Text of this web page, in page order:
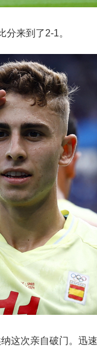
来到了2-1。
这次亲自破门。迅